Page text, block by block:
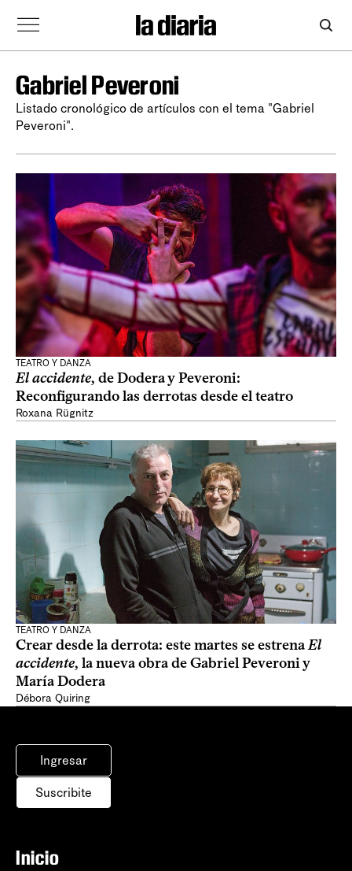
Gabriel Peveroni
Listado cronológico de artículos con el tema "Gabriel
Peveroni".
TEATRO Y DANZA
El accidente, de Dodera y Peveroni:
Reconfigurando las derrotas desde el teatro
Roxana Rügnitz
TEATRO Y DANZA
Crear desde la derrota: este martes se estrenaEl
accidente, la nueva obra de Gabriel Peveroni y
María Dodera
Débora Quiring
Ingresar
Suscribite
Inicio